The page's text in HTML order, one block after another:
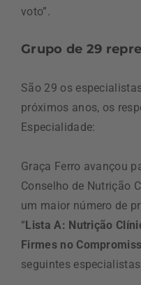
voto”.
Grupo de 29
São 29 os
próximos anos, os
Especialidade:
Graça Ferro avançou
Conselho de Nutrição
um maior número de
“ Lista A: Nutrição
Firmes no
seguintes